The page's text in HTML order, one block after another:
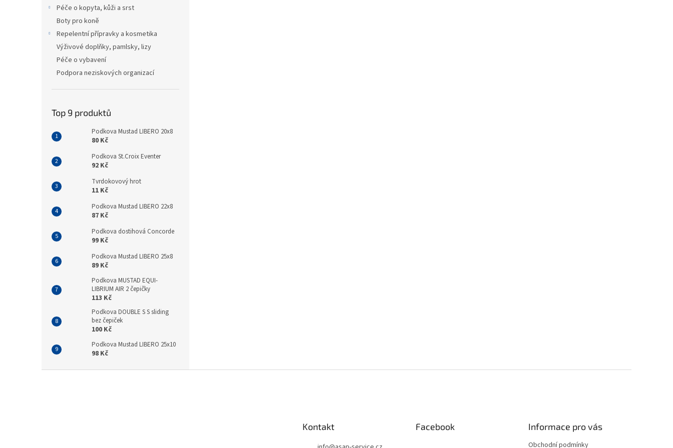
Péče o kopyta, kůži a srst
Boty pro koně
Repelentní přípravky a kosmetika
Výživové doplňky, pamlsky, lizy
Péče o vybavení
Podpora neziskových organizací
Top 9 produktů
Podkova Mustad LIBERO 20x8
80 Kč
Podkova St.Croix Eventer
92 Kč
Tvrdokovový hrot
11 Kč
Podkova Mustad LIBERO 22x8
87 Kč
Podkova dostihová Concorde
99 Kč
Podkova Mustad LIBERO 25x8
89 Kč
Podkova MUSTAD EQUI-
LIBRIUM AIR 2 čepičky
113 Kč
Podkova DOUBLE S S sliding
bez čepiček
100 Kč
Podkova Mustad LIBERO 25x10
98 Kč
Kontakt Facebook Informace pro vás
Obchodní podmínky